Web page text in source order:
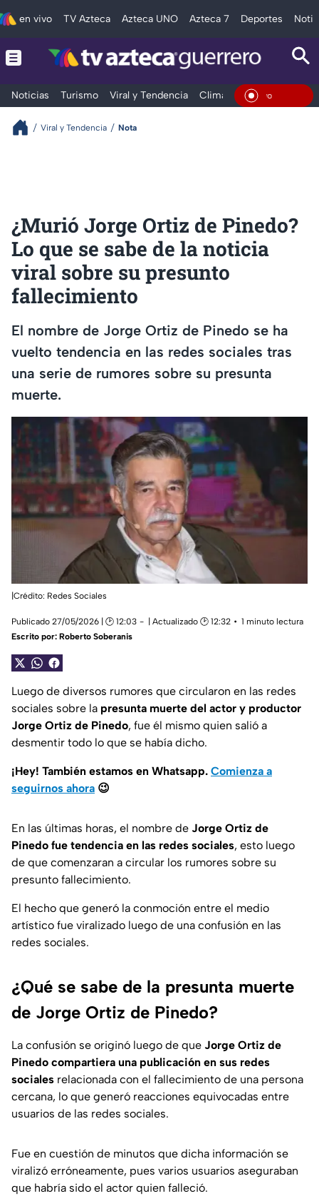
en vivo TV Azteca Azteca UNO Azteca 7 Deportes
Noticias Turismo Viral y Tendencia Clima Deportes En Vivo
Viral y Tendencia Nota
¿Murió Jorge Ortiz de Pinedo?
Lo que se sabe de la noticia
viral sobre su presunto
fallecimiento
El nombre de Jorge Ortiz de Pinedo se ha
vuelto tendencia en las redes sociales tras
una serie de rumores sobre su presunta
muerte.
|Crédito: Redes Sociales
Publicado 27/05/2026 | 🕑 12:03 | Actualizado 🕑 12:32
1 minuto lectura
Escrito por: Roberto Soberanis
Luego de diversos rumores que circularon en las redes
sociales sobre la presunta muerte del actor y productor
Jorge Ortiz de Pinedo, fue él mismo quien salió a
desmentir todo lo que se había dicho.
¡Hey! También estamos en Whatsapp. Comienza a
seguirnos ahora 😉
En las últimas horas, el nombre de Jorge Ortiz de
Pinedo fue tendencia en las redes sociales, esto luego
de que comenzaran a circular los rumores sobre su
presunto fallecimiento.
El hecho que generó la conmoción entre el medio
artístico fue viralizado luego de una confusión en las
redes sociales.
¿Qué se sabe de la presunta muerte
de Jorge Ortiz de Pinedo?
La confusión se originó luego de que Jorge Ortiz de
Pinedo compartiera una publicación en sus redes
sociales relacionada con el fallecimiento de una persona
cercana, lo que generó reacciones equivocadas entre
usuarios de las redes sociales.
Fue en cuestión de minutos que dicha información se
viralizó erróneamente, pues varios usuarios aseguraban
que habría sido el actor quien falleció.